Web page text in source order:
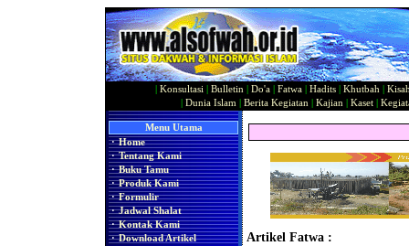
Konsultasi Bulletin Do'a Fatwa Hadits Khutbah
Dunia Islam Berita Kegiatan Kajian Kaset|
Menu Utama
· Home
· Tentang Kami
· Buku Tamu
· Produk Kami
· Formulir
· Jadwal Shalat
· Kontak Kami
· Download Artikel
Artikel Fatwa :